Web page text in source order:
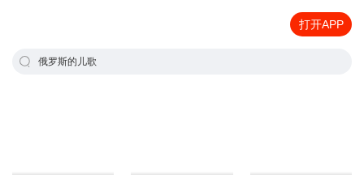
打开APP
俄罗斯的儿歌